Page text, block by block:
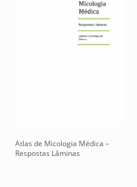
Atlas de Micologia Médica –
Respostas Lâminas